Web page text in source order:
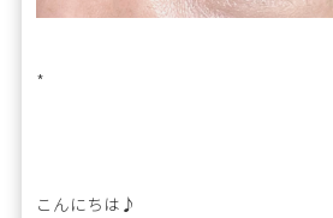
*
こんにちは♪